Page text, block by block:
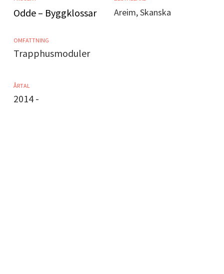
Odde – Byggklossar Areim, Skanska
OMFATTNING
Trapphusmoduler
ÅRTAL
2014 -